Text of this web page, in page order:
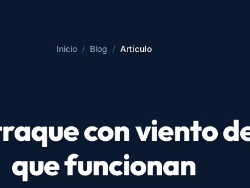
Inicio / Blog / Artículo
con viento
que funcionan